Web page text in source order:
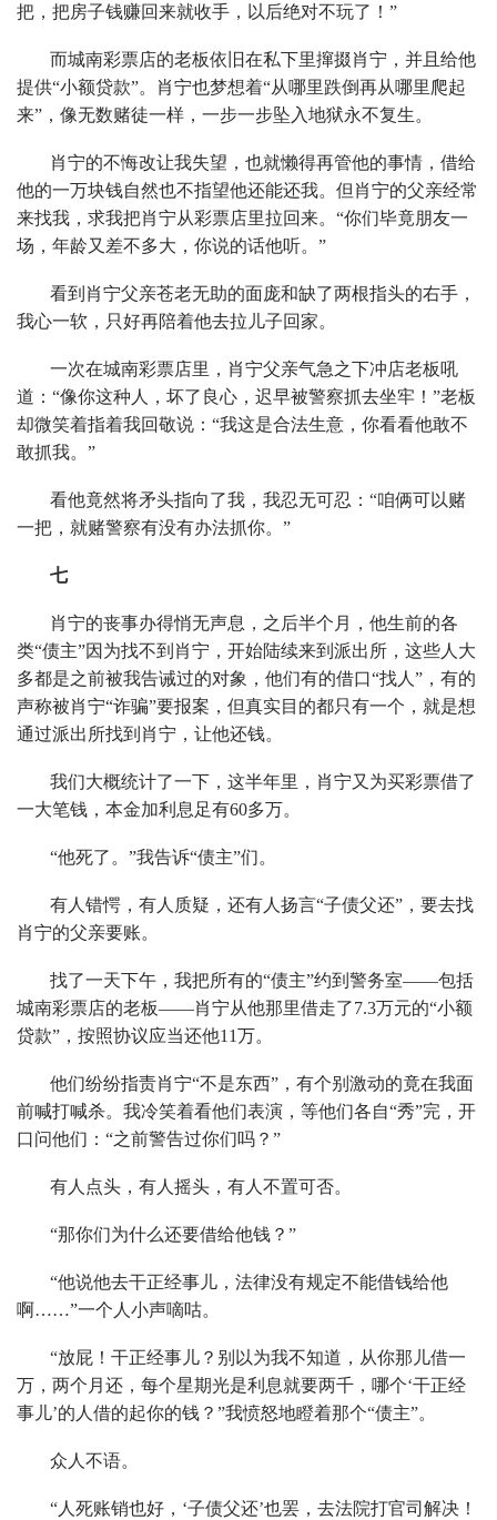
把，把房子钱赚回来就收手，以后绝对不玩了！”
而城南彩票店的老板依旧在私下里撺掇肖宁，并且给他
提供“小额贷款”。肖宁也梦想着“从哪里跌倒再从哪里爬起
来”，像无数赌徒一样，一步一步坠入地狱永不复生。
肖宁的不悔改让我失望，也就懒得再管他的事情，借给
他的一万块钱自然也不指望他还能还我。但肖宁的父亲经常
来找我，求我把肖宁从彩票店里拉回来。“你们毕竟朋友一
场，年龄又差不多大，你说的话他听。”
看到肖宁父亲苍老无助的面庞和缺了两根指头的右手，
我心一软，只好再陪着他去拉儿子回家。
一次在城南彩票店里，肖宁父亲气急之下冲店老板吼
道：“像你这种人，坏了良心，迟早被警察抓去坐牢！”老板
却微笑着指着我回敬说：“我这是合法生意，你看看他敢不
敢抓我。”
看他竟然将矛头指向了我，我忍无可忍：“咱俩可以赌
一把，就赌警察有没有办法抓你。”
七
肖宁的丧事办得悄无声息，之后半个月，他生前的各
类“债主”因为找不到肖宁，开始陆续来到派出所，这些人大
多都是之前被我告诫过的对象，他们有的借口“找人”，有的
声称被肖宁“诈骗”要报案，但真实目的都只有一个，就是想
通过派出所找到肖宁，让他还钱。
我们大概统计了一下，这半年里，肖宁又为买彩票借了
一大笔钱，本金加利息足有60多万。
“他死了。”我告诉“债主”们。
有人错愕，有人质疑，还有人扬言“子债父还”，要去找
肖宁的父亲要账。
找了一天下午，我把所有的“债主”约到警务室——包括
城南彩票店的老板——肖宁从他那里借走了7.3万元的“小额
贷款”，按照协议应当还他11万。
他们纷纷指责肖宁“不是东西”，有个别激动的竟在我面
前喊打喊杀。我冷笑着看他们表演，等他们各自“秀”完，开
口问他们：“之前警告过你们吗？”
有人点头，有人摇头，有人不置可否。
“那你们为什么还要借给他钱？”
“他说他去干正经事儿，法律没有规定不能借钱给他
啊……”一个人小声嘀咕。
“放屁！干正经事儿？别以为我不知道，从你那儿借一
万，两个月还，每个星期光是利息就要两千，哪个‘干正经
事儿’的人借的起你的钱？”我愤怒地瞪着那个“债主”。
众人不语。
“人死账销也好，‘子债父还’也罢，去法院打官司解决！